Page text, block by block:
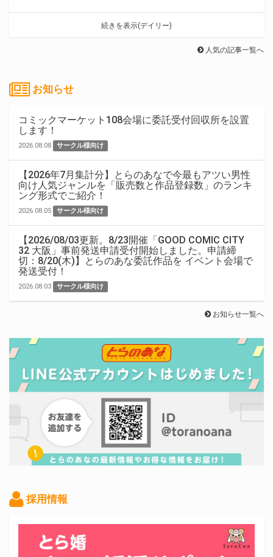
続きを表示(デイリー)
人気の記事一覧へ
お知らせ
コミックマーケット108会場に委託受付回収所を設置
します！
2026.08.08 サークル様向け
【2026年7月集計分】とらのあなで今最もアツい男性
向け人気ジャンルを「販売数と作品登録数」のランキ
ング形式でご紹介！
2026.08.05 サークル様向け
【2026/08/03更新。8/23開催「GOOD COMIC CITY
32 大阪」事前発送申請受付開始しました。申請締
切：8/20(木)】とらのあな委託作品を イベント会場で
発送受付！
2026.08.03 サークル様向け
お知らせ一覧へ
採用情報